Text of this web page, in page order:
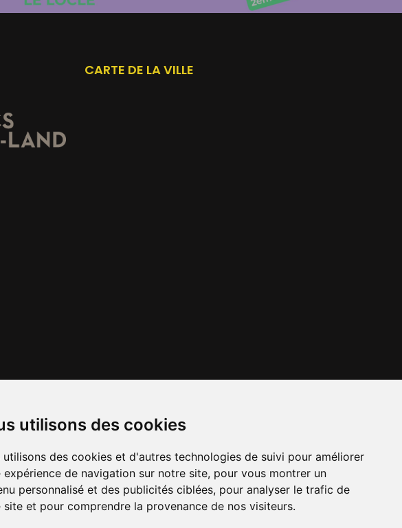
utilisons des cookies
utilisons des cookies et d'autres technologies de suivi pour améliorer
expérience de navigation sur notre site, pour vous montrer un
personnalisé et des publicités ciblées, pour analyser le trafic de
site et pour comprendre la provenance de nos visiteurs.
CARTE DE LA VILLE
CFF -
Travaux importants en
cours
Numéros d'urgence À louer / à vendre